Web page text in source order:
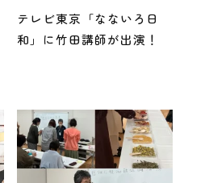
テレビ東京「なないろ日
和」に竹田講師が出演！